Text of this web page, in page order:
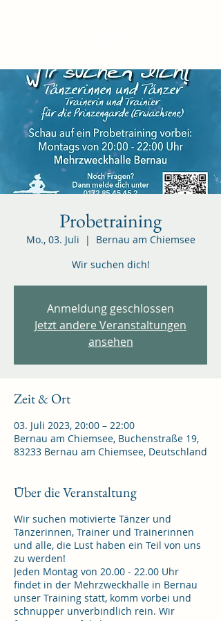
Probetraining
Mo., 03. Juli
  |
Bernau am Chiemsee
Wir suchen dich!
Anmeldung geschlossen
Jetzt andere Veranstaltungen
ansehen
Zeit & Ort
03. Juli 2023, 20:00 – 22:00
Bernau am Chiemsee, Buchenstraße 19,
83233 Bernau am Chiemsee, Deutschland
Über die Veranstaltung
Wir suchen motivierte Tänzer und
Tänzerinnen, Trainer und Trainerinnen
und alle, die Lust haben ein Teil von uns
zu werden!
Jeden Montag von 20.00 - 22.00 Uhr
findet in der Mehrzweckhalle in Bernau
unser Training statt, komm vorbei und
schnupper unverbindlich rein. Wir